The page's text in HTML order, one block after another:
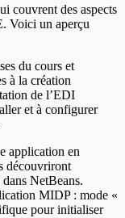
couvrent des aspects
Voici un aperçu
du cours et
à la création
de l’EDI
et à configurer
application en
découvriront
NetBeans.
MIDP : mode «
pour initialiser